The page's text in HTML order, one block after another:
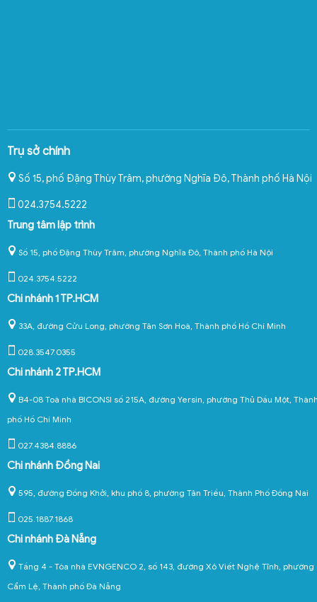
Trụ sở chính
Số 15, phố Đặng Thùy Trâm, phường Nghĩa Đô,Thành phố Hà Nội
024.3754.5222
Trung tâm lập trình
Số 15, phố Đặng Thùy Trâm, phường Nghĩa Đô, Thành phố Hà Nội
024.3754.5222
Chi nhánh 1 TP.HCM
33A, đường Cửu Long, phường Tân Sơn Hoà, Thành phố Hồ Chí Minh
028.3547.0355
Chi nhánh 2 TP.HCM
B4-08 Toà nhà BICONSI số 215A, đường Yersin, phường Thủ Dầu Một,
phố Hồ Chí Minh
027.4384.8886
Chi nhánh Đồng Nai
595, đường Đồng Khởi, khu phố 8, phường Tân Triều, Thành Phố Đồng Nai
025.1887.1868
Chi nhánh Đà Nẵng
Tầng 4 - Tòa nhà EVNGENCO 2, số 143, đường Xô Viết Nghệ Tĩnh, phường
Cẩm Lệ, Thành phố Đà Nẵng